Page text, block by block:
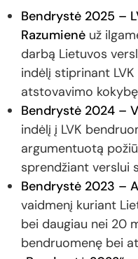
Bendrystė 2025 –
Razumienė už
darbą Lietuvos
indėlį stiprinant
atstovavimo
Bendrystė 2024 –
indėlį į LVK
argumentuotą
sprendžiant verslui
Bendrystė 2023 –
vaidmenį kuriant
bei daugiau nei 20
bendruomenę bei